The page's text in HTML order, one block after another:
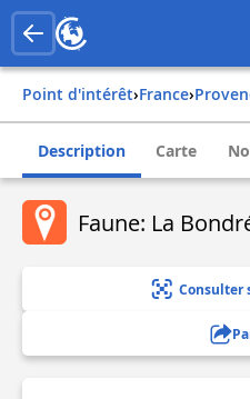
Point d'intérêt› france›
Description Carte
Faune: La
Consulter